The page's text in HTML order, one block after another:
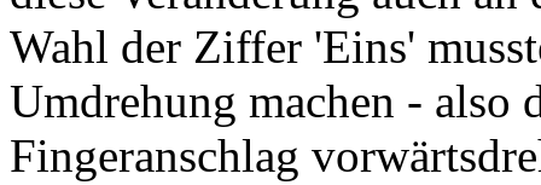
Wahl der Ziffer 'Eins'
Umdrehung machen - also
Fingeranschlag